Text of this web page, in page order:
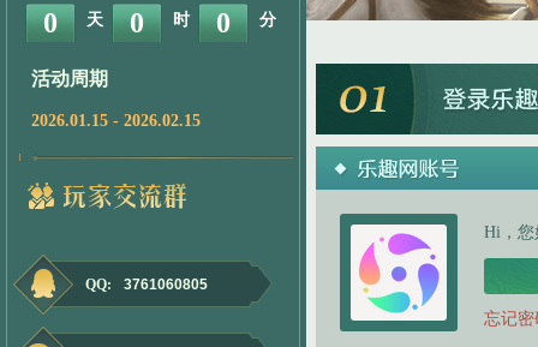
0 天 0 时 0 分
活动周期
2026.01.15 - 2026.02.15
QQ: 3761060805
Hi，您
忘记密